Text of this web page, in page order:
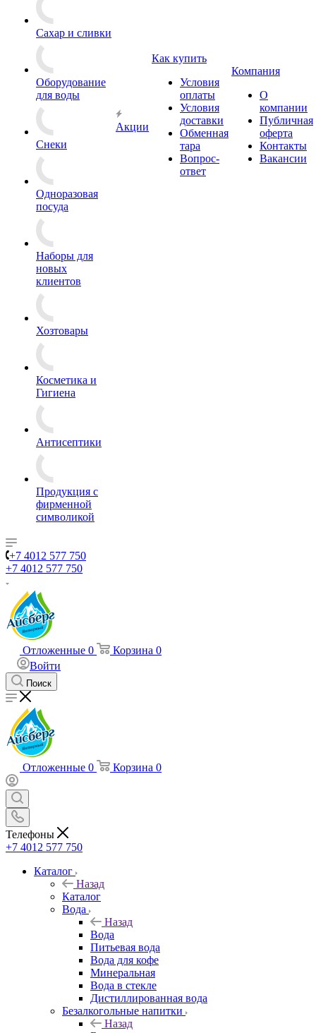
Сахар и сливки
Оборудование
для воды
Снеки
Одноразовая
посуда
Наборы для
новых
клиентов
Хозтовары
Косметика и
Гигиена
Антисептики
Продукция с
фирменной
символикой
Акции
Как купить
Условия
оплаты
Условия
доставки
Обменная
тара
Вопрос-
ответ
Компания
О
компании
Публичная
оферта
Контакты
Вакансии
+7 4012 577 750
+7 4012 577 750
Отложенные 0 Корзина 0
Войти
Поиск
Отложенные 0 Корзина 0
Телефоны
+7 4012 577 750
Каталог
Назад
Каталог
Вода
Назад
Вода
Питьевая вода
Вода для кофе
Минеральная
Вода в стекле
Дистиллированная вода
Безалкогольные напитки
Назад